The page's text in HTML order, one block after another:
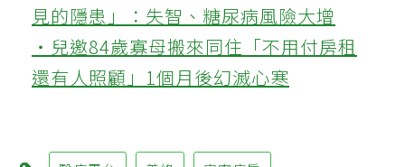
見的隱患」：失智、糖尿病風險大增
‧兒邀84歲寡母搬來同住「不用付房租
還有人照顧」1個月後幻滅心寒